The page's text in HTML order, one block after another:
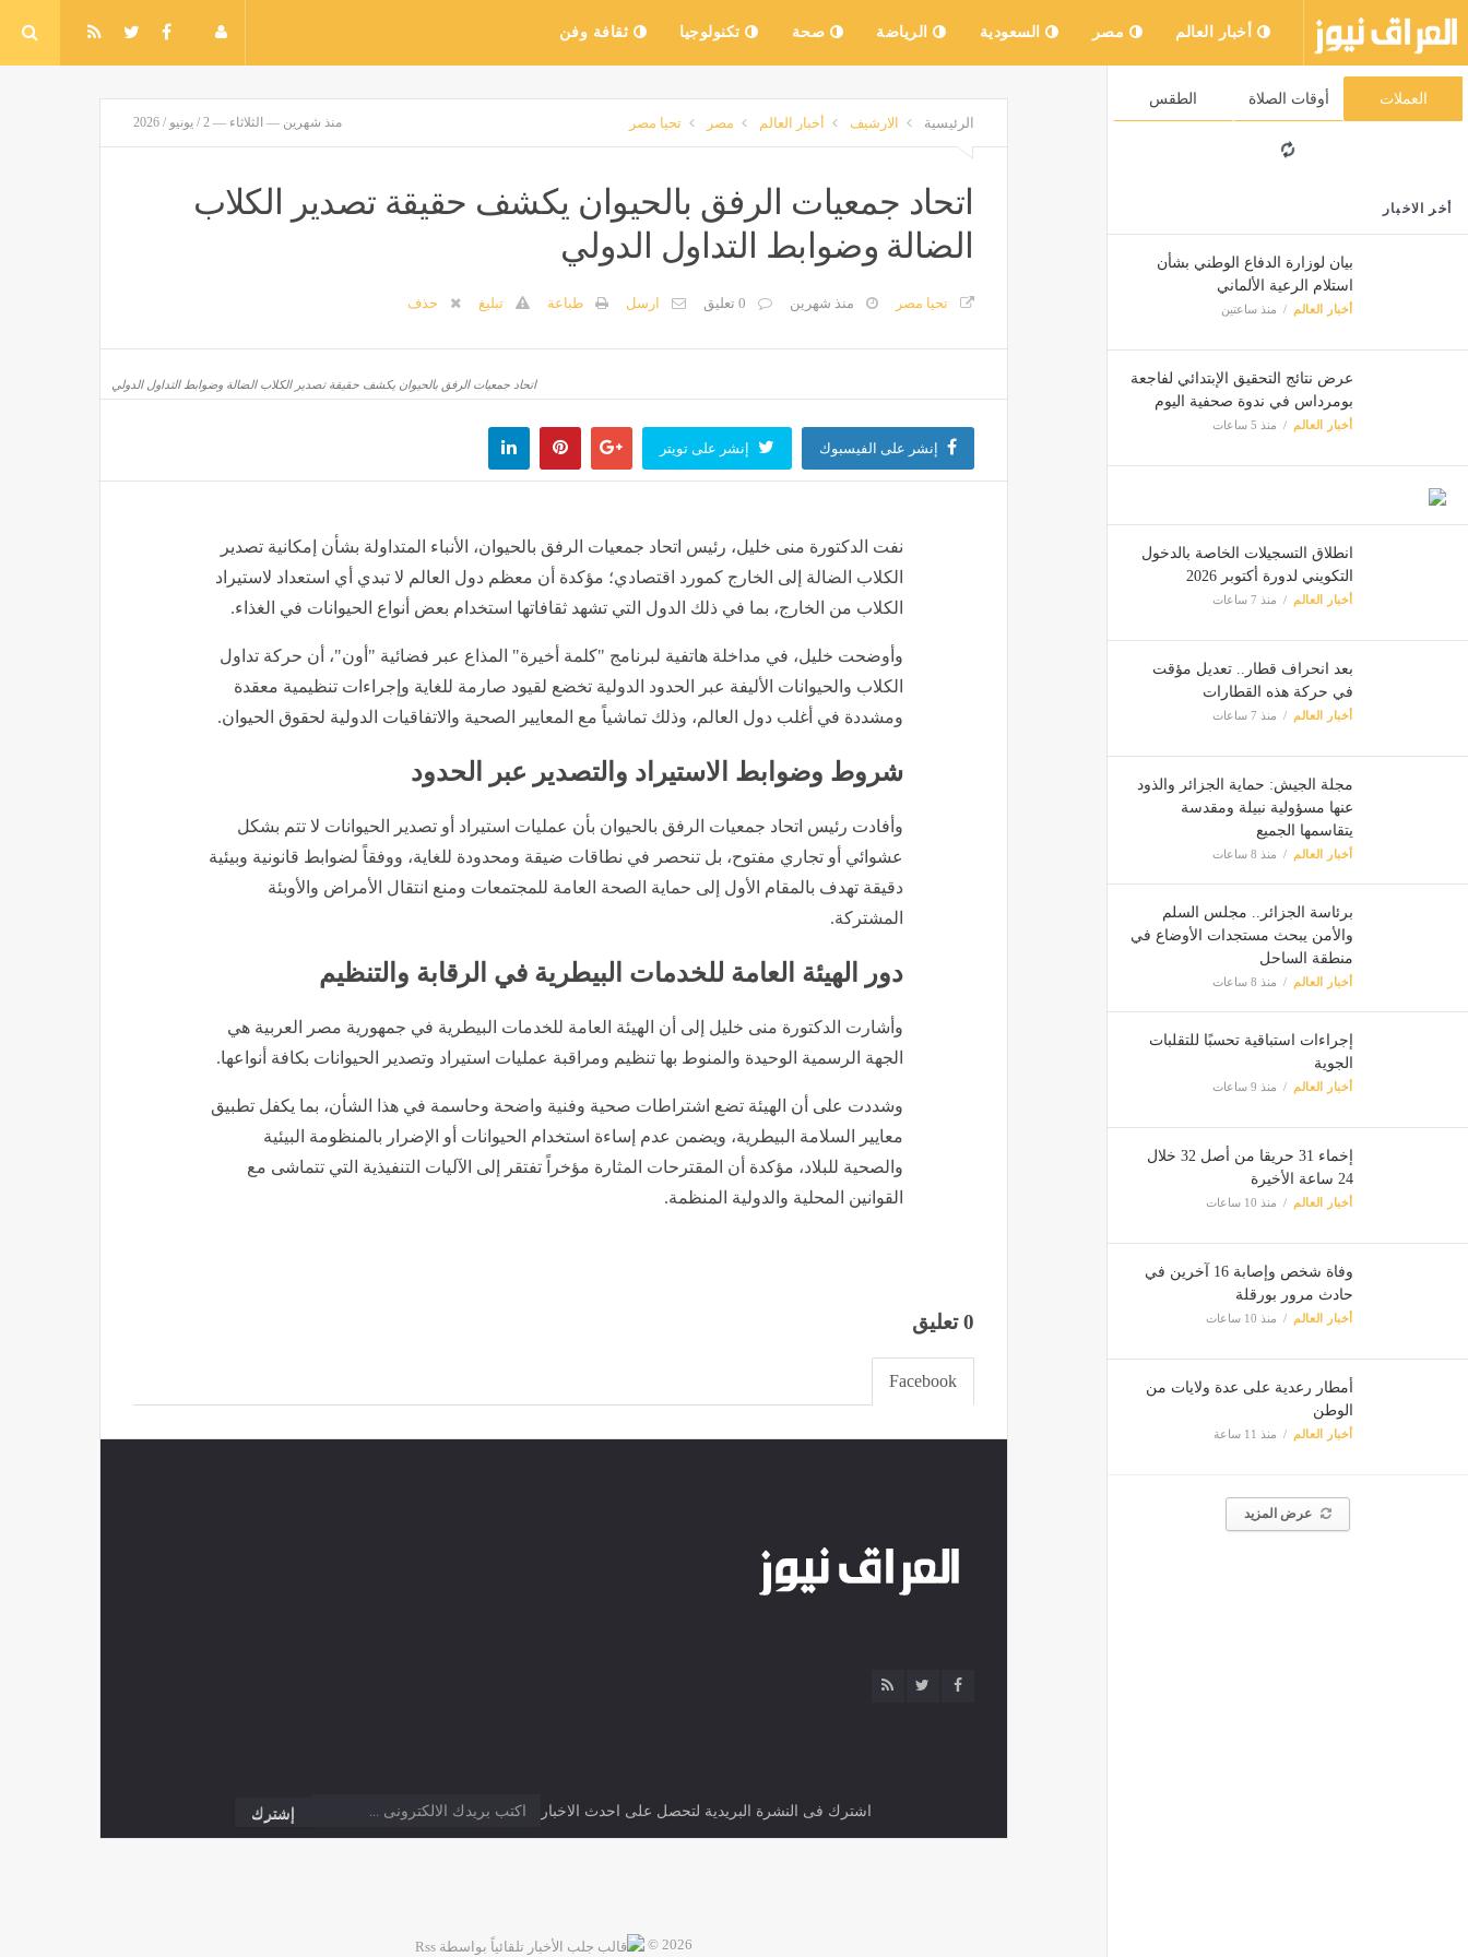
أخبار العالم مصر السعودية الرياضة صحة تكنولوجيا ثقافة وفن
العملات أوقات الصلاة الطقس
أخر الاخبار
بيان لوزارة الدفاع الوطني بشأن
استلام الرعية الألماني
أخبار العالم منذ ساعتين
عرض نتائج التحقيق الإبتدائي لفاجعة
بومرداس في ندوة صحفية اليوم
أخبار العالم منذ 5 ساعات
انطلاق التسجيلات الخاصة بالدخول
التكويني لدورة أكتوبر 2026
أخبار العالم منذ 7 ساعات
بعد انحراف قطار.. تعديل مؤقت
في حركة هذه القطارات
أخبار العالم منذ 7 ساعات
مجلة الجيش: حماية الجزائر والذود
عنها مسؤولية نبيلة ومقدسة
يتقاسمها الجميع
أخبار العالم منذ 8 ساعات
برئاسة الجزائر.. مجلس السلم
والأمن يبحث مستجدات الأوضاع في
منطقة الساحل
أخبار العالم منذ 8 ساعات
إجراءات استباقية تحسبًا للتقلبات
الجوية
أخبار العالم منذ 9 ساعات
إخماء 31 حريقا من أصل 32 خلال
24 ساعة الأخيرة
أخبار العالم منذ 10 ساعات
وفاة شخص وإصابة 16 آخرين في
حادث مرور بورقلة
أخبار العالم منذ 10 ساعات
أمطار رعدية على عدة ولايات من
الوطن
أخبار العالم منذ 11 ساعة
عرض المزيد
الرئيسية الارشيف أخبار العالم مصر تحيا مصر منذ شهرين — الثلاثاء — 2 / يونيو / 2026
اتحاد جمعيات الرفق بالحيوان يكشف حقيقة تصدير الكلاب
الضالة وضوابط التداول الدولي
تحيا مصر منذ شهرين 0 تعليق ارسل طباعة تبليغ حذف
اتحاد جمعيات الرفق بالحيوان يكشف حقيقة تصدير الكلاب الضالة وضوابط التداول الدولي
إنشر على الفيسبوك إنشر على تويتر
​نفت الدكتورة منى خليل، رئيس اتحاد جمعيات الرفق بالحيوان، الأنباء المتداولة بشأن إمكانية تصدير
الكلاب الضالة إلى الخارج كمورد اقتصادي؛ مؤكدة أن معظم دول العالم لا تبدي أي استعداد لاستيراد
الكلاب من الخارج، بما في ذلك الدول التي تشهد ثقافاتها استخدام بعض أنواع الحيوانات في الغذاء.
​وأوضحت خليل، في مداخلة هاتفية لبرنامج "كلمة أخيرة" المذاع عبر فضائية "أون"، أن حركة تداول
الكلاب والحيوانات الأليفة عبر الحدود الدولية تخضع لقيود صارمة للغاية وإجراءات تنظيمية معقدة
ومشددة في أغلب دول العالم، وذلك تماشياً مع المعايير الصحية والاتفاقيات الدولية لحقوق الحيوان.
​شروط وضوابط الاستيراد والتصدير عبر الحدود
​وأفادت رئيس اتحاد جمعيات الرفق بالحيوان بأن عمليات استيراد أو تصدير الحيوانات لا تتم بشكل
عشوائي أو تجاري مفتوح، بل تنحصر في نطاقات ضيقة ومحدودة للغاية، ووفقاً لضوابط قانونية وبيئية
دقيقة تهدف بالمقام الأول إلى حماية الصحة العامة للمجتمعات ومنع انتقال الأمراض والأوبئة
المشتركة.
​دور الهيئة العامة للخدمات البيطرية في الرقابة والتنظيم
​وأشارت الدكتورة منى خليل إلى أن الهيئة العامة للخدمات البيطرية في جمهورية مصر العربية هي
الجهة الرسمية الوحيدة والمنوط بها تنظيم ومراقبة عمليات استيراد وتصدير الحيوانات بكافة أنواعها.
​وشددت على أن الهيئة تضع اشتراطات صحية وفنية واضحة وحاسمة في هذا الشأن، بما يكفل تطبيق
معايير السلامة البيطرية، ويضمن عدم إساءة استخدام الحيوانات أو الإضرار بالمنظومة البيئية
والصحية للبلاد، مؤكدة أن المقترحات المثارة مؤخراً تفتقر إلى الآليات التنفيذية التي تتماشى مع
القوانين المحلية والدولية المنظمة.
0 تعليق
Facebook
اشترك فى النشرة البريدية لتحصل على احدث الاخبار
2026 ©